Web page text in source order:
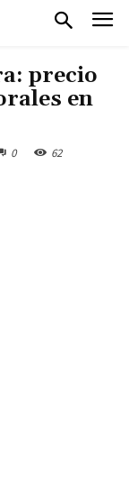
precio
en
0 62